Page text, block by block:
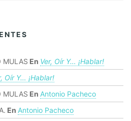
MULAS En Ver, Oír Y… ¡hablar!
Oír Y… ¡hablar!
MULAS En Antonio Pacheco
En Antonio Pacheco